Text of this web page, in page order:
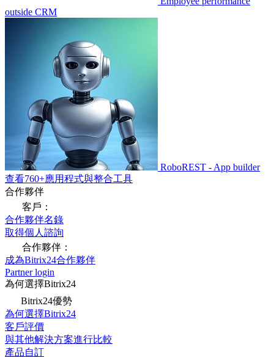
outside CRM
RoboREST - App builder
查看760+應用程式與整合工具
合作夥伴
客戶：
合作夥伴名錄
取得個人諮詢
合作夥伴：
成為Bitrix24合作夥伴
Partner login
為何選擇Bitrix24
Bitrix24優勢
為何選擇Bitrix24
客戶評價
與其他解決方案進行比較
產品自訂